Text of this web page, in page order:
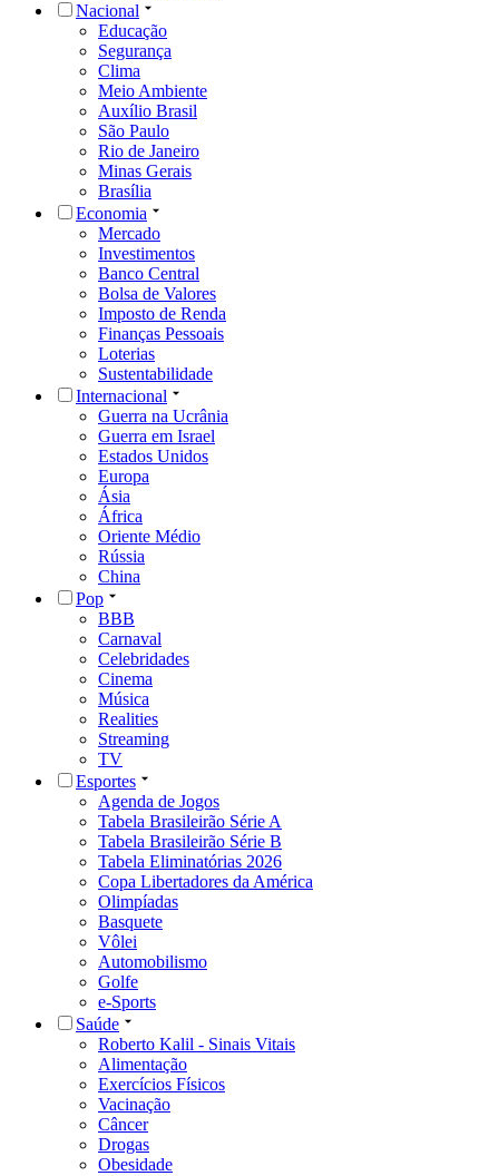
Nacional
Educação
Segurança
Clima
Meio Ambiente
Auxílio Brasil
São Paulo
Rio de Janeiro
Minas Gerais
Brasília
Economia
Mercado
Investimentos
Banco Central
Bolsa de Valores
Imposto de Renda
Finanças Pessoais
Loterias
Sustentabilidade
Internacional
Guerra na Ucrânia
Guerra em Israel
Estados Unidos
Europa
Ásia
África
Oriente Médio
Rússia
China
Pop
BBB
Carnaval
Celebridades
Cinema
Música
Realities
Streaming
TV
Esportes
Agenda de Jogos
Tabela Brasileirão Série A
Tabela Brasileirão Série B
Tabela Eliminatórias 2026
Copa Libertadores da América
Olimpíadas
Basquete
Vôlei
Automobilismo
Golfe
e-Sports
Saúde
Roberto Kalil - Sinais Vitais
Alimentação
Exercícios Físicos
Vacinação
Câncer
Drogas
Obesidade